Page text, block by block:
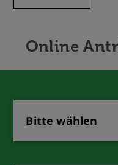
Online
Bitte wählen